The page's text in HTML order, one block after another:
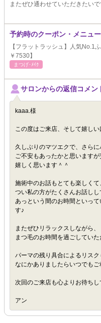
またぜひ通わせていただきたいで
予約時のクーポン・メニュー
【フラットラッシュ】人気No.1
￥7530】
まつげ･ﾒｲｸ
サロンからの返信コメン
kaaa.様
この度はご来店、そして嬉し
久しぶりのマツエクで、さら
ご不安もあったかと思います
嬉しく思います＾＾
施術中のお話もとても楽しくて
つい私の方がたくさんお話し
あっという間のお時間といっ
す♪
またぜひリラックスしながら、
まつ毛のお時間を過ごしていた
パーマの残り具合によるリス
なにかありましたらいつでもご
次回のご来店も心よりお待ちし
アン